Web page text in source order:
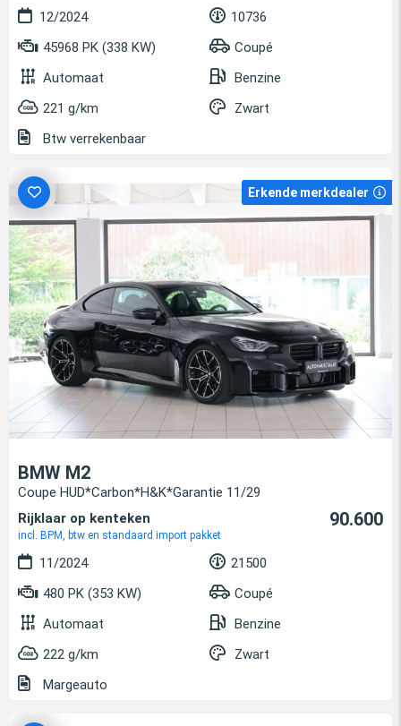
12/2024
10736
45968 PK (338 KW)
Coupé
Automaat
Benzine
221 g/km
Zwart
Btw verrekenbaar
Erkende merkdealer
BMW M2
Coupe HUD*Carbon*H&K*Garantie 11/29
Rijklaar op kenteken
incl. BPM, btw en standaard import pakket
90.600
11/2024
21500
480 PK (353 KW)
Coupé
Automaat
Benzine
222 g/km
Zwart
Margeauto